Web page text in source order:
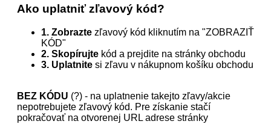
Ako uplatniť zľavový kód?
1. Zobrazte zľavový kód kliknutím na "ZOBRAZIŤ
KÓD"
2. Skopírujte kód a prejdite na stránky obchodu
3. Uplatnite si zľavu v nákupnom košíku obchodu
BEZ KÓDU (?) - na uplatnenie takejto zľavy/akcie
nepotrebujete zľavový kód. Pre získanie stačí
pokračovať na otvorenej URL adrese stránky